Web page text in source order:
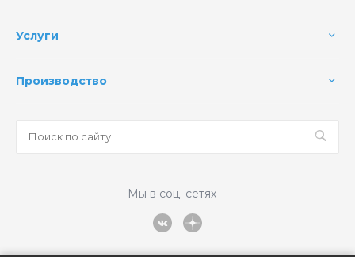
Услуги
Производство
Мы в соц. сетях